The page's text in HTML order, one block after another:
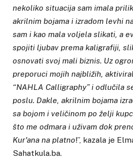
nekoliko situacija sam imala
akrilnim bojama i izradom levhi
sam i kao mala voljela slikati, a
spojiti ljubav prema kaligrafiji,
osnovati svoj mali biznis. Uz
preporuci mojih najbližih,
“NAHLA Calligraphy” i odlučila
poslu. Dakle, akrilnim bojama
sa bojom i veličinom po želji
što me odmara i uživam dok
Kur'ana na platno!”, kazala je
Sahatkula.ba.